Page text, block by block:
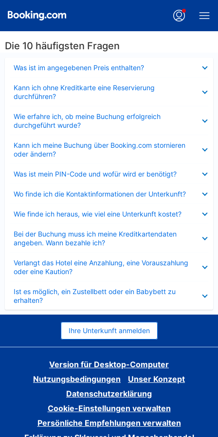
Die 10 häufigsten Fragen
Was ist im angegebenen Preis enthalten?
Kann ich ohne Kreditkarte eine Reservierung
durchführen?
Wie erfahre ich, ob meine Buchung erfolgreich
durchgeführt wurde?
Kann ich meine Buchung über Booking.com stornieren
oder ändern?
Was ist mein PIN-Code und wofür wird er benötigt?
Wo finde ich die Kontaktinformationen der Unterkunft?
Wie finde ich heraus, wie viel eine Unterkunft kostet?
Bei der Buchung muss ich meine Kreditkartendaten
angeben. Wann bezahle ich?
Verlangt das Hotel eine Anzahlung, eine Vorauszahlung
oder eine Kaution?
Ist es möglich, ein Zustellbett oder ein Babybett zu
erhalten?
Ihre Unterkunft anmelden
Version für Desktop-Computer
Nutzungsbedingungen
Unser Konzept
Datenschutzerklärung
Cookie-Einstellungen verwalten
Persönliche Empfehlungen verwalten